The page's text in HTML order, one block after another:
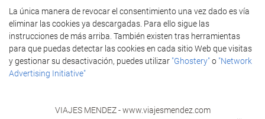
La única manera de revocar el consentimiento una vez dado es vía
eliminar las cookies ya descargadas. Para ello sigue las
instrucciones de más arriba. También existen tras herramientas
para que puedas detectar las cookies en cada sitio Web que visitas
y gestionar su desactivación, puedes utilizar "Ghostery"o "Network
Advertising Initiative"
VIAJES MENDEZ - www.viajesmendez.com